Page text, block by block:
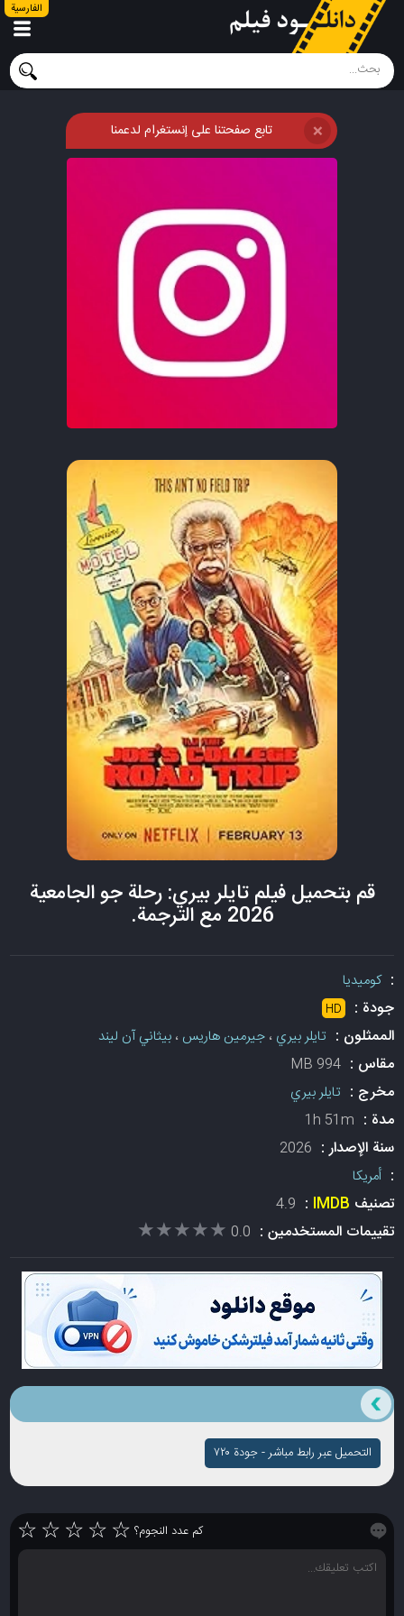
الفارسية
تابع صفحتنا على إنستغرام لدعمنا ❌
قم بتحميل فيلم تايلر بيري: رحلة جو الجامعية
2026 مع الترجمة.
:كوميديا
جودة : HD
الممثلون : تايلر بيري ،جيرمين هاريس ،بيثاني آن ليند
مقاس :994 MB
مخرج : تايلر بيري
مدة : 1h 51m
سنة الإصدار : 2026
:أمريكا
تصنيف IMDB
:
4.9
تقييمات المستخدمين : 0.0
★★★★★
★★★★★
التحميل عبر رابط مباشر - جودة ۷۲۰
كم عدد النجوم؟ ☆
☆
☆
☆
☆